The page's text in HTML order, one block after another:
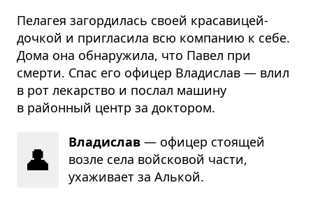
Пелагея загордилась своей красавицей-
дочкой и пригласила всю компанию к себе.
Дома она обнаружила, что Павел при
смерти. Спас его офицер Владислав — влил
в рот лекарство и послал машину
в районный центр за доктором.
👤 Владислав — офицер стоящей
возле села войсковой части,
ухаживает за Алькой.